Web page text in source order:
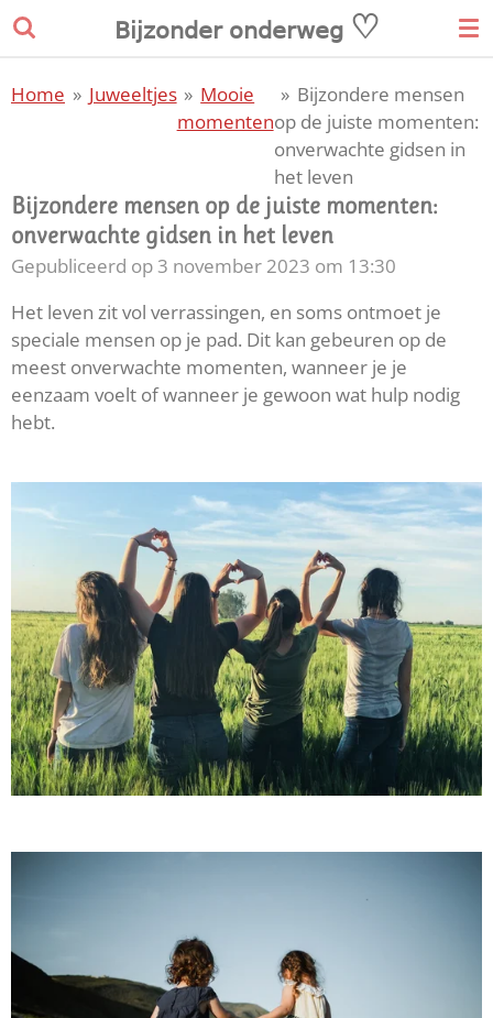
Ga
de
𝖡𝗂𝗃𝗓𝗈𝗇𝖽𝖾𝗋 𝗈𝗇𝖽𝖾𝗋𝗐𝖾𝗀♡
Home » Juweeltjes » Mooie
momenten
» Bijzondere mensen
op de juiste momenten:
onverwachte gidsen in
het leven
Bijzondere mensen op de juiste momenten:
onverwachte gidsen in het leven
Gepubliceerd op 3 november 2023 om 13:30
Het leven zit vol verrassingen, en soms ontmoet je
speciale mensen op je pad. Dit kan gebeuren op de
meest onverwachte momenten, wanneer je je
eenzaam voelt of wanneer je gewoon wat hulp nodig
hebt.